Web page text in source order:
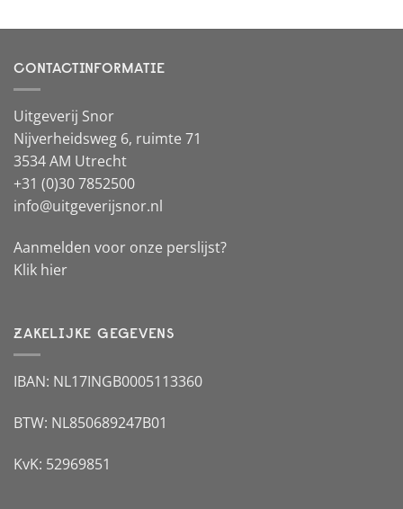
CONTACTINFORMATIE
Uitgeverij Snor
Nijverheidsweg 6, ruimte 71
3534 AM Utrecht
+31 (0)30 7852500
info@uitgeverijsnor.nl
Aanmelden voor onze perslijst?
Klik hier
ZAKELIJKE GEGEVENS
IBAN: NL17INGB0005113360
BTW: NL850689247B01
KvK: 52969851